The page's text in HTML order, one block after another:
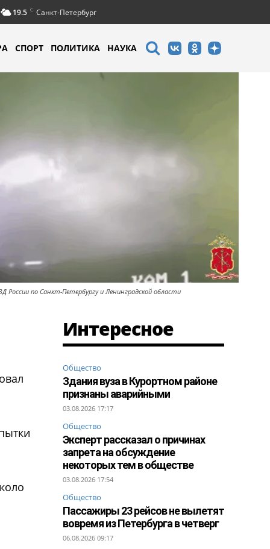
19.5 C Санкт-Петербург
СПОРТ ПОЛИТИКА НАУКА
по Санкт-Петербургу и Ленинградской области
Интересное
Общество
Здания вуза в Курортном районе
признаны аварийными
03.08.2026 17:17
Общество
Эксперт рассказал о причинах
запрета на обсуждение
некоторых тем в обществе
03.08.2026 17:54
Общество
Пассажиры 23 рейсов не вылетят
вовремя из Петербурга в четверг
06.08.2026 09:17